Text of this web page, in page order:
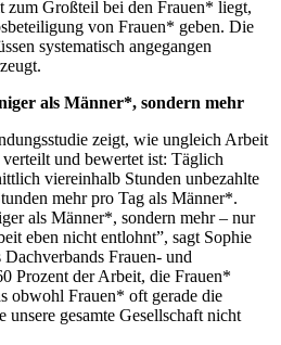
zum Großteil bei den Frauen* liegt,
von Frauen* geben. Die
systematisch angegangen
als Männer*, sondern mehr
zeigt, wie ungleich Arbeit
und bewertet ist: Täglich
viereinhalb Stunden unbezahlte
mehr pro Tag als Männer*.
als Männer*, sondern mehr – nur
eben nicht entlohnt”, sagt Sophie
Frauen- und
Prozent der Arbeit, die Frauen*
obwohl Frauen* oft gerade die
gesamte Gesellschaft nicht